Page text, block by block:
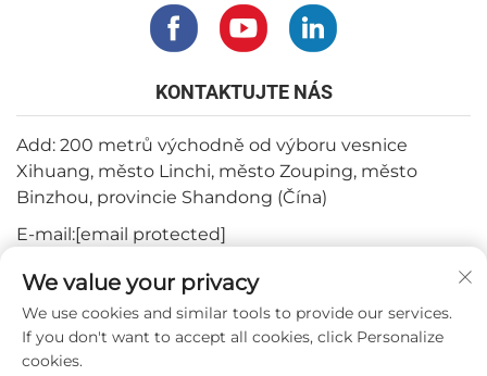
KONTAKTUJTE NÁS
Add: 200 metrů východně od výboru vesnice
Xihuang, město Linchi, město Zouping, město
Binzhou, provincie Shandong (Čína)
E-mail:[email protected]
Tel:+82-3180427370
Telefon:+86-15564344404
WhatsApp: +82-1022396668
We value your privacy
We use cookies and similar tools to provide our services.
If you don't want to accept all cookies, click Personalize
cookies.